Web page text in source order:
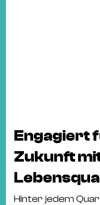
Engagiert
Zukunft
Hinter jedem